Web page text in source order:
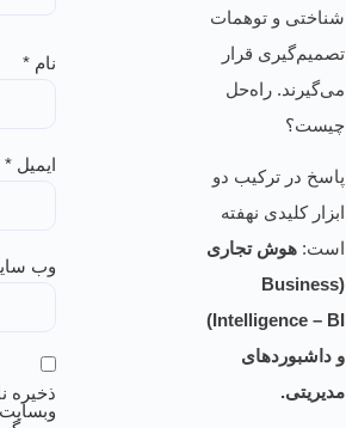
شناختی و توهمات
تصمیم‌گیری قرار
می‌گیرند. راه‌حل
چیست؟
پاسخ در ترکیب دو
ابزار کلیدی نهفته
است:هوش تجاری
(Business
Intelligence – BI)
و داشبوردهای
مدیریتی.
نام *
ایمیل *
وب‌
ذخیره